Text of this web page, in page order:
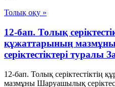
Толық оқу »
12-бап. Толық
құжаттарының
серіктестіктері туралы
12-бап. Толық серiктестiктiң
мазмұны Шаруашылық